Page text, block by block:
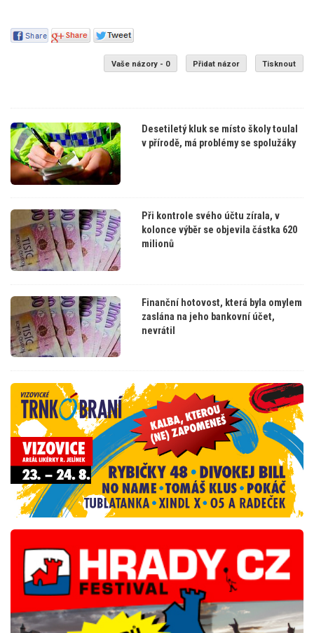
Vaše názory - 0 Přidat názor Tisknout
Desetiletý kluk se místo školy toulal
v přírodě, má problémy se spolužáky
Při kontrole svého účtu zírala, v
kolonce výběr se objevila částka 620
milionů
Finanční hotovost, která byla omylem
zaslána na jeho bankovní účet,
nevrátil